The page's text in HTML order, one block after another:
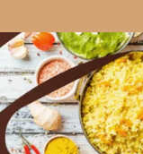
to
content